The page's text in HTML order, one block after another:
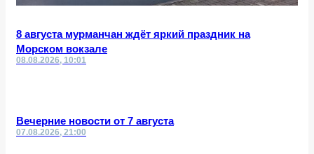
8 августа мурманчан ждёт яркий праздник на
Морском вокзале
08.08.2026, 10:01
Вечерние новости от 7 августа
07.08.2026, 21:00